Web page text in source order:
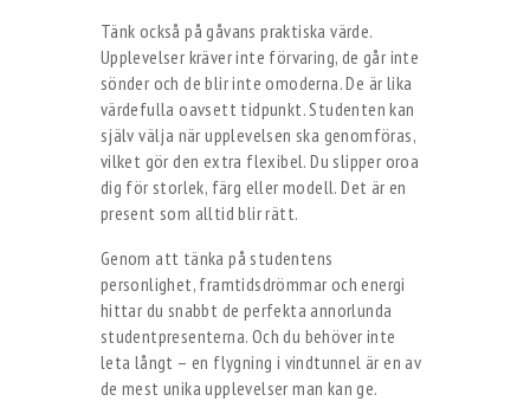
Tänk också på gåvans praktiska värde.
Upplevelser kräver inte förvaring, de går inte
sönder och de blir inte omoderna. De är lika
värdefulla oavsett tidpunkt. Studenten kan
själv välja när upplevelsen ska genomföras,
vilket gör den extra flexibel. Du slipper oroa
dig för storlek, färg eller modell. Det är en
present som alltid blir rätt.
Genom att tänka på studentens
personlighet, framtidsdrömmar och energi
hittar du snabbt de perfekta annorlunda
studentpresenterna. Och du behöver inte
leta långt – en flygning i vindtunnel är en av
de mest unika upplevelser man kan ge.